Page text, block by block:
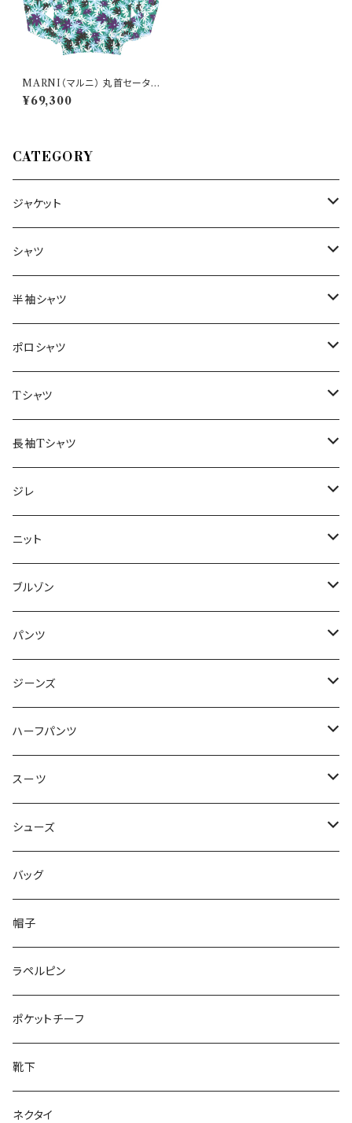
MARNI（マルニ） 丸首セーター
GCMG0167P0 28669
¥69,300
CATEGORY
ジャケット
～44/S
46/M
48/L
50/XL～
シャツ
～44/S
46/M
48/L
50/XL～
半袖シャツ
～44/S
46/M
48/L
50/XL～
ポロシャツ
～44/S
46/M
48/L
50/XL～
Tシャツ
～44/S
46/M
48/L
50/XL～
長袖Tシャツ
～44/S
46/M
48/L
50/XL～
ジレ
～44/S
46/M
48/L
50/XL～
ニット
～44/S
46/M
48/L
50/XL～
ブルゾン
～44/S
46/M
48/L
50/XL～
パンツ
～44/S
46/M
48/L
50/XL～
ジーンズ
～44/S
46/M
48/L
50/XL～
ハーフパンツ
～44/S
46/M
48/L
50/XL～
スーツ
～44/S
46/M
48/L
50/XL～
シューズ
～25.5cm
26cm～
27cm～
28cm～
バッグ
帽子
ラペルピン
ポケットチーフ
靴下
ネクタイ